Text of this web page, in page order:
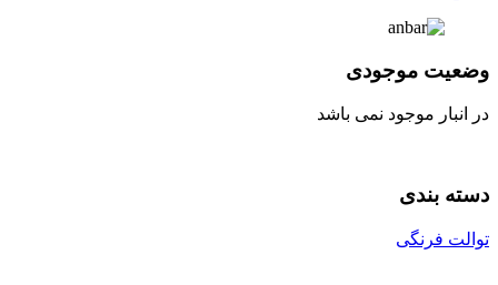
وضعیت موجودی
در انبار موجود نمی باشد
دسته بندی
توالت فرنگی